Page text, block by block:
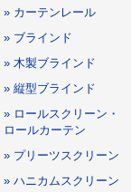
» カーテンレール
» ブラインド
» 木製ブラインド
» 縦型ブラインド
» ロールスクリーン・
ロールカーテン
» プリーツスクリーン
» ハニカムスクリーン